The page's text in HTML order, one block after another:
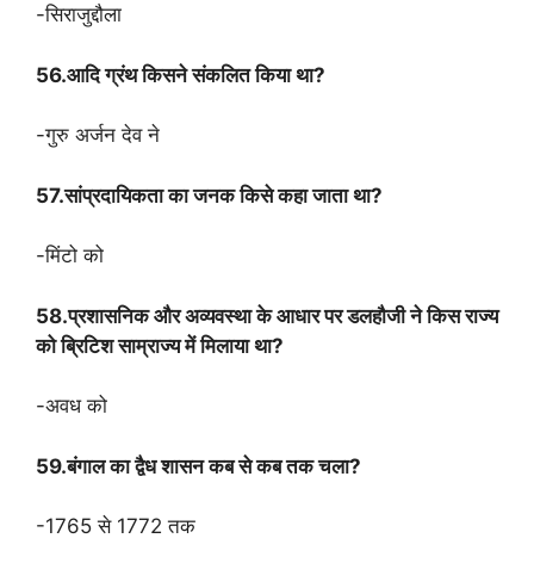
-सिराजुद्दौला
56.आदि ग्रंथ किसने संकलित किया था?
-गुरु अर्जन देव ने
57.सांप्रदायिकता का जनक किसे कहा जाता था?
-मिंटो को
58.प्रशासनिक और अव्यवस्था के आधार पर डलहौजी ने किस राज्य
को ब्रिटिश साम्राज्य में मिलाया था?
-अवध को
59.बंगाल का द्वैध शासन कब से कब तक चला?
-1765 से 1772 तक